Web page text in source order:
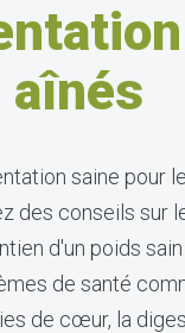
aînés
saine pour
des conseils sur
d'un poids
de santé
de cœur, la